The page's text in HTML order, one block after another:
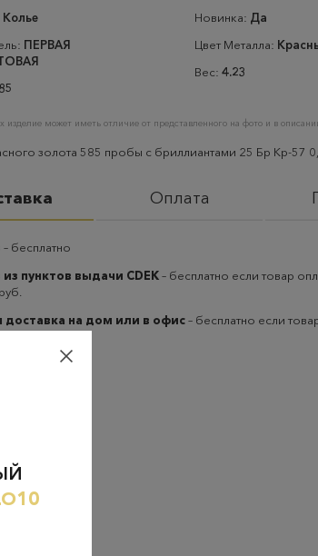
Колье
ПЕРВАЯ
Новинка: Да
Цвет Металла:
Вес: 4.23
изделие может иметь отличие от представленного на фото и в
золота 585 пробы с бриллиантами 25 Бр Кр-57
Оплата
– бесплатно
пунктов выдачи CDEK– бесплатно если товар
доставка на дом или в офис– бесплатно если